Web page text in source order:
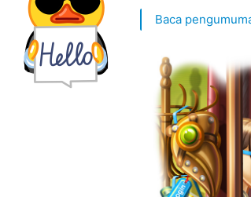
Baca